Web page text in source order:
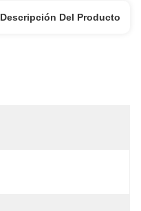
Descripción Del Producto